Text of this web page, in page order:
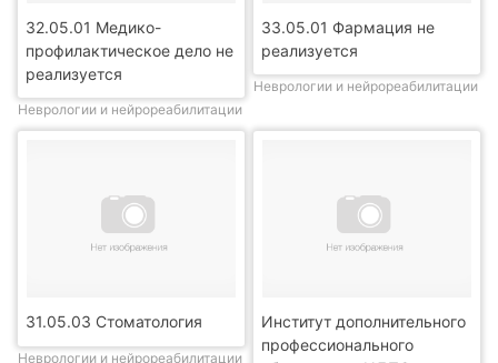
32.05.01 Медико-
профилактическое дело не
реализуется
Неврологии и нейрореабилитации
33.05.01 Фармация не
реализуется
Неврологии и нейрореабилитации
31.05.03 Стоматология
Неврологии и нейрореабилитации
Институт дополнительного
профессионального